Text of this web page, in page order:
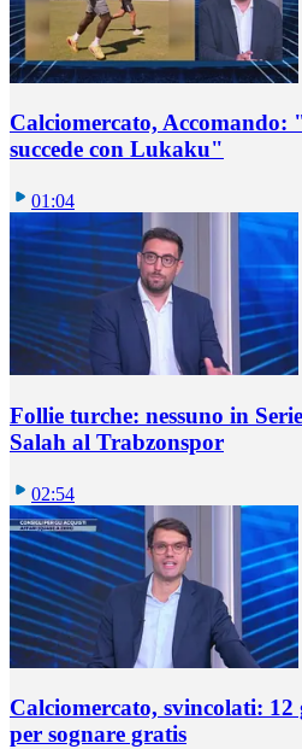
Calciomercato, Accomando:
succede con Lukaku"
01:04
Follie turche: nessuno in
Salah al Trabzonspor
02:54
Calciomercato, svincolati: 12
per sognare gratis